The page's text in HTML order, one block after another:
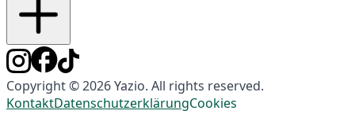
Copyright © 2026 Yazio. All rights reserved.
KontaktDatenschutzerklärungCookies